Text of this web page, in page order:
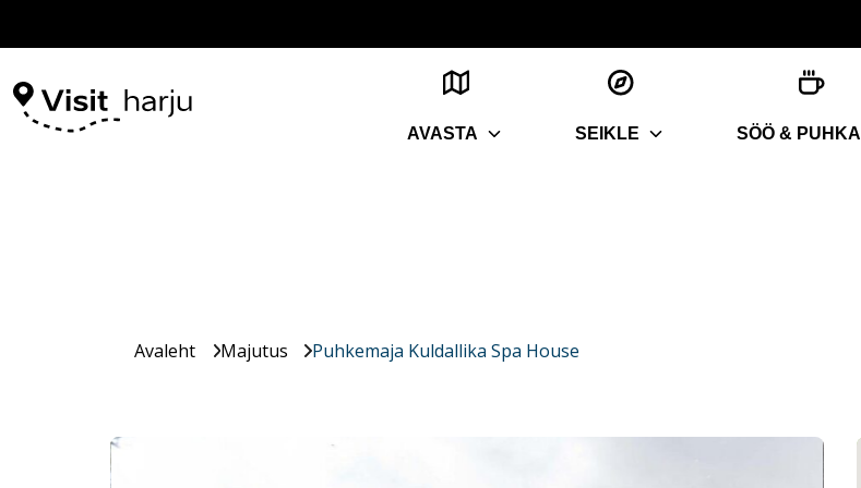
AVASTA SEIKLE SÖÖ & PUHKA
Avaleht Majutus Puhkemaja Kuldallika Spa House